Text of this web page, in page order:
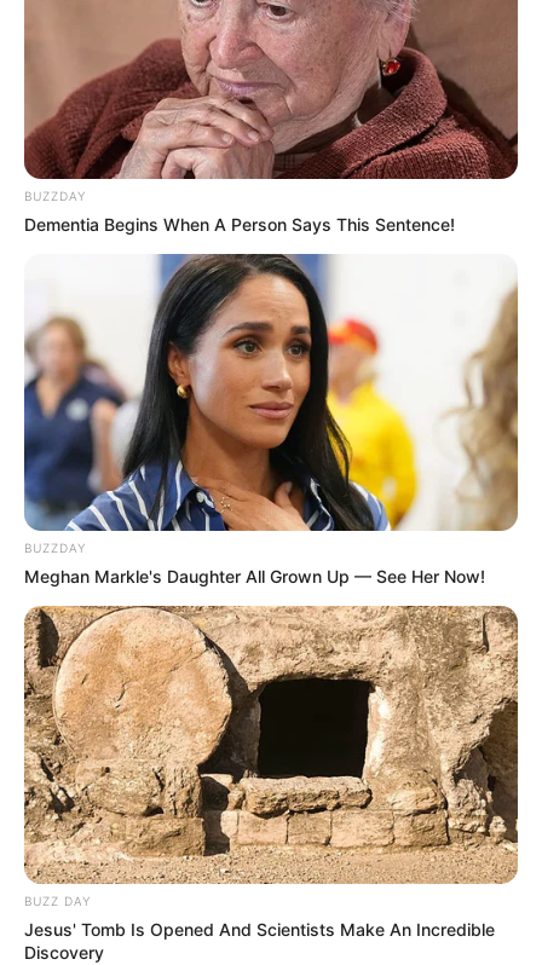
megszavazta a lehetőséget az átállás
megszüntetésére, de a végrehajtás továbbra is
tagállami hatáskör. Magyarországon még nem
született végleges döntés, de az egészségügyi és
gazdasági érvek egyre inkább az eltörlés felé
billentik a mérleget.
BUZZDAY
Dementia Begins When A Person Says This Sentence!
BUZZDAY
Meghan Markle's Daughter All Grown Up — See Her Now!
BUZZ DAY
Jesus' Tomb Is Opened And Scientists Make An Incredible
Discovery